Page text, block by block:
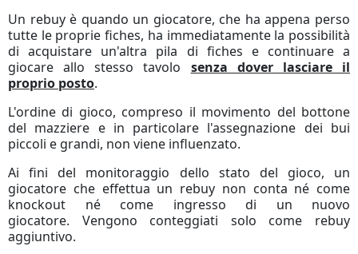
Un rebuy è quando un giocatore, che ha appena perso
tutte le proprie fiches, ha immediatamente la possibilità
di acquistare un'altra pila di fiches e continuare a
giocare allo stesso tavolo senza dover lasciare il
proprio posto.
L'ordine di gioco, compreso il movimento del bottone
del mazziere e in particolare l'assegnazione dei bui
piccoli e grandi, non viene influenzato.
Ai fini del monitoraggio dello stato del gioco, un
giocatore che effettua un rebuy non conta né come
knockout né come ingresso di un nuovo
giocatore. Vengono conteggiati solo come rebuy
aggiuntivo.